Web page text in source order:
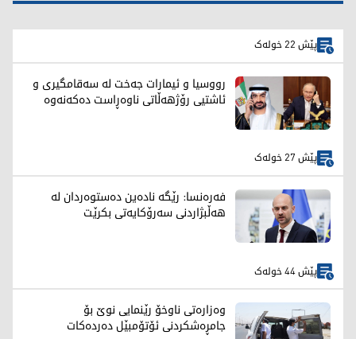
پێش 22 خولەک
رووسیا و ئیمارات جەخت لە سەقامگیری و
ئاشتیی رۆژهەڵاتی ناوەڕاست دەکەنەوە
پێش 27 خولەک
فەرەنسا: رێگە نادەین دەستوەردان لە
هەڵبژاردنی سەرۆکایەتی بکرێت
پێش 44 خولەک
وەزارەتی ناوخۆ رێنمایی نوێ بۆ
جامڕەشکردنی ئۆتۆمبێل دەردەکات